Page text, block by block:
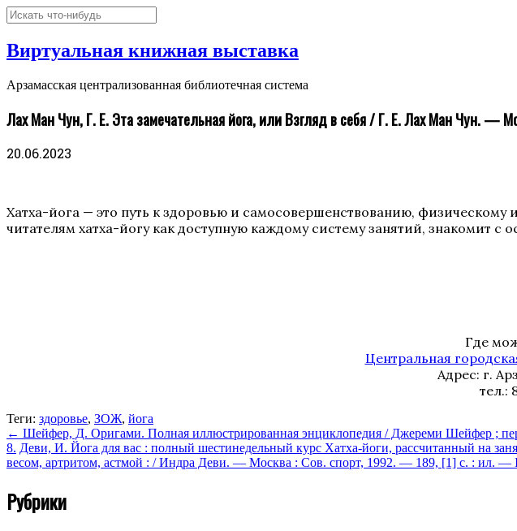
Виртуальная книжная выставка
Арзамасская централизованная библиотечная система
Лах Ман Чун, Г. Е. Эта замечательная йога, или Взгляд в себя / Г. Е. Лах Ман Чун.
20.06.2023
Хатха-йога — это путь к здоровью и самосовершенствованию,
читателям хатха-йогу как доступную каждому систему занятий,
Где
Центральная
Адрес: г.
тел.:
Теги: здоровье, ЗОЖ, йога
← Шейфер, Д. Оригами. Полная иллюстрированная энциклопедия / Джереми Шейфер ;
8. Деви, И. Йога для вас : полный шестинедельный курс Хатха-йоги, рассчитанный на
весом, артритом, астмой : / Индра Деви. — Москва : Сов. спорт, 1992. — 189, [1] с. : ил. —
Рубрики